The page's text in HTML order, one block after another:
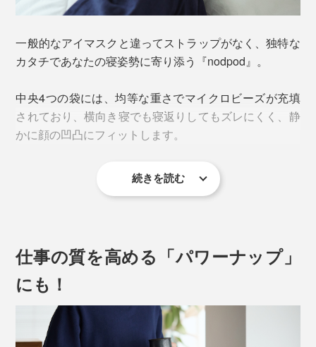
レッシャー」。
米国・コロラド州立大学教授のテンプル・グランディン
氏の臨床研究によって解明されたこの圧力刺激は、“ハ
系に安らぎを与えると言われています。 （※）
『nodpod』の創業者、メリッサ・バンバーグ氏は、そ
ッチ・プレッシャー」の仕組みを取り入れました。
一般的なアイマスクと違ってストラップがなく、独特な
カタチであなたの寝姿勢に寄り添う『nodpod』。
中央4つの袋には、均等な重さでマイクロビーズが充填
されており、横向き寝でも寝返りしてもズレにくく、静
かに顔の凹凸にフィットします。
続きを読む
仕事の質を高める「パワーナップ」
にも！